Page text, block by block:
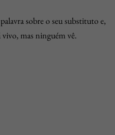
sobre o seu substituto e,
mas ninguém vê.